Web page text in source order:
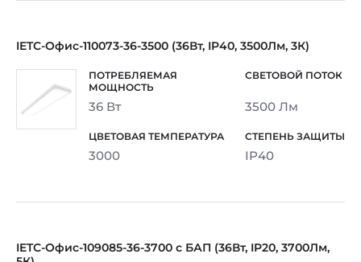
IETC-Офис-110073-36-3500 (36Вт, IP40, 3500Лм, 3К)
36 Вт 3500 Лм
3000 IP40
IETC-Офис-109085-36-3700 с БАП (36Вт, IP20, 3700Лм,